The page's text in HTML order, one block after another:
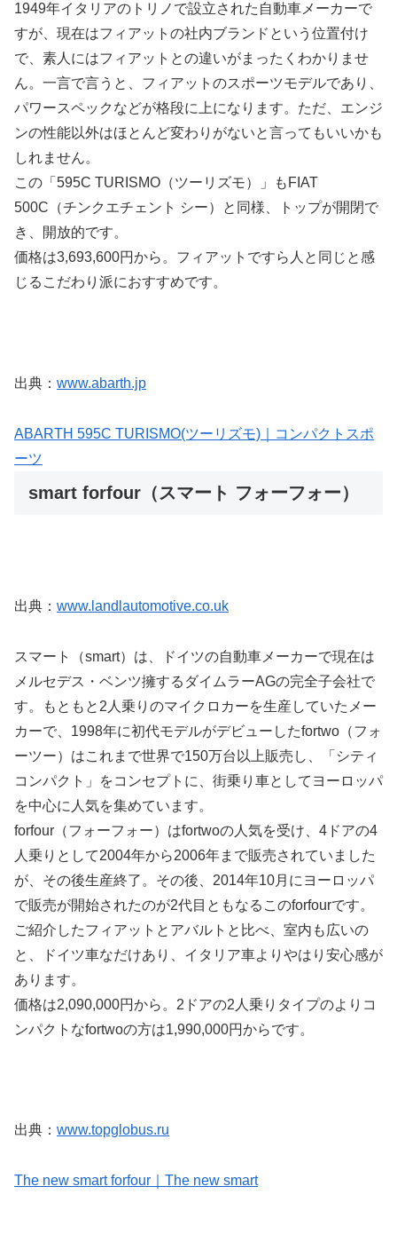
1949年イタリアのトリノで設立された自動車メーカーで
すが、現在はフィアットの社内ブランドという位置付け
で、素人にはフィアットとの違いがまったくわかりませ
ん。一言で言うと、フィアットのスポーツモデルであり、
パワースペックなどが格段に上になります。ただ、エンジ
ンの性能以外はほとんど変わりがないと言ってもいいかも
しれません。
この「595C TURISMO（ツーリズモ）」もFIAT
500C（チンクエチェント シー）と同様、トップが開閉で
き、開放的です。
価格は3,693,600円から。フィアットですら人と同じと感
じるこだわり派におすすめです。
出典： www.abarth.jp
ABARTH 595C TURISMO(ツーリズモ)｜コンパクトスポ
ーツ
smart forfour（スマート フォーフォー）
出典： www.landlautomotive.co.uk
スマート（smart）は、ドイツの自動車メーカーで現在は
メルセデス・ベンツ擁するダイムラーAGの完全子会社で
す。もともと2人乗りのマイクロカーを生産していたメー
カーで、1998年に初代モデルがデビューしたfortwo（フォ
ーツー）はこれまで世界で150万台以上販売し、「シティ
コンパクト」をコンセプトに、街乗り車としてヨーロッパ
を中心に人気を集めています。
forfour（フォーフォー）はfortwoの人気を受け、4ドアの4
人乗りとして2004年から2006年まで販売されていました
が、その後生産終了。その後、2014年10月にヨーロッパ
で販売が開始されたのが2代目ともなるこのforfourです。
ご紹介したフィアットとアバルトと比べ、室内も広いの
と、ドイツ車なだけあり、イタリア車よりやはり安心感が
あります。
価格は2,090,000円から。2ドアの2人乗りタイプのよりコ
ンパクトなfortwoの方は1,990,000円からです。
出典： www.topglobus.ru
The new smart forfour｜The new smart